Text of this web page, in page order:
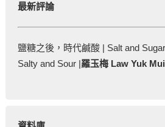
最新評論
鹽糖之後，時代鹹酸 | Salt and
Salty and Sour |羅玉梅 Law Yuk Mui